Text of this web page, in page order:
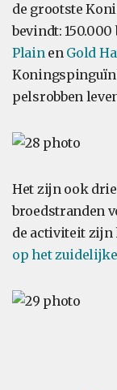
de grootste
bevindt:
Plainen Gold
pelsrobben
Het zijn ook
broedstranden
de activiteit
op het